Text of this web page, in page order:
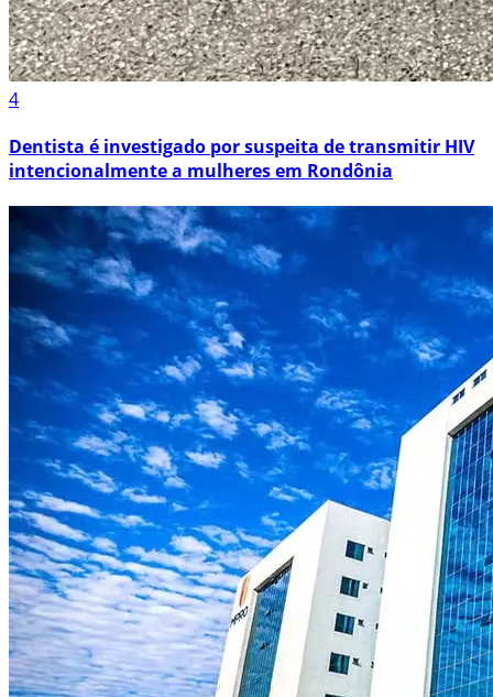
4
Dentista é investigado por suspeita de transmitir HIV
intencionalmente a mulheres em Rondônia